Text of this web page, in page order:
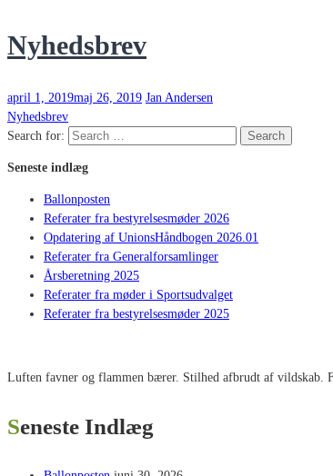
Nyhedsbrev
april 1, 2019maj 26, 2019 Jan Andersen
Nyhedsbrev
Search for:
Search
Seneste indlæg
Ballonposten
Referater fra bestyrelsesmøder 2026
Opdatering af UnionsHåndbogen 2026.01
Referater fra Generalforsamlinger
Årsberetning 2025
Referater fra møder i Sportsudvalget
Referater fra bestyrelsesmøder 2025
Luften favner og flammen bærer. Stilhed afbrudt af vildskab.
Seneste Indlæg